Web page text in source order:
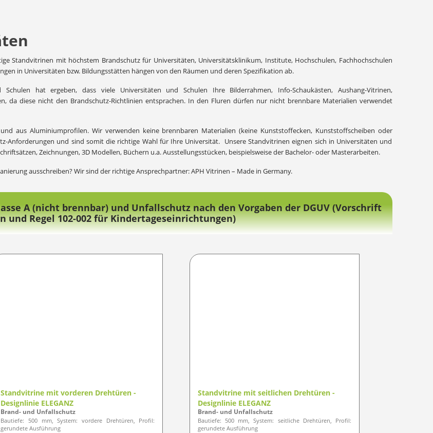
Standvitrinen mit höchstem Brandschutz für Universitäten, Universitätsklinikum, Institute, Hochschulen, Fachhochschulen
in Universitäten bzw. Bildungsstätten hängen von den Räumen und deren Spezifikation ab.
hat ergeben, dass viele Universitäten und Schulen Ihre Bilderrahmen, Info-Schaukästen, Aushang-Vitrinen,
da diese nicht den Brandschutz-Richtlinien entsprachen. In den Fluren dürfen nur nicht brennbare Materialien verwendet
und aus Aluminiumprofilen. Wir verwenden keine brennbaren Materialien (keine Kunststoffecken, Kunststoffscheiben oder
Anforderungen und sind somit die richtige Wahl für Ihre Universität. Unsere Standvitrinen eignen sich in Universitäten und
Zeichnungen, 3D Modellen, Büchern u.a. Ausstellungsstücken, beispielsweise der Bachelor- oder Masterarbeiten.
ausschreiben? Wir sind der richtige Ansprechpartner: APH Vitrinen – Made in Germany.
A (nicht brennbar) und Unfallschutz nach den Vorgaben der DGUV (Vorschrift
und Regel 102-002 für Kindertageseinrichtungen)
Standvitrine mit vorderen Drehtüren -
Designlinie ELEGANZ
Brand- und Unfallschutz
Bautiefe: 500 mm, System: vordere Drehtüren, Profil:
gerundete Ausführung
Standvitrine mit seitlichen Drehtüren -
Designlinie ELEGANZ
Brand- und Unfallschutz
Bautiefe: 500 mm, System: seitliche Drehtüren, Profil:
gerundete Ausführung